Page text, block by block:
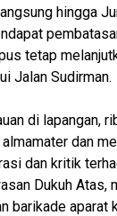
hingga
tetap
Jalan Sudirman.
di lapangan,
dan
dan kritik
Dukuh Atas,
barikade aparat